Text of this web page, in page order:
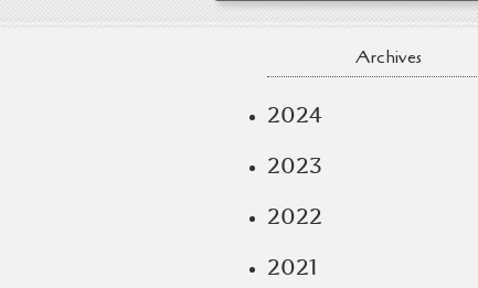
Archives
2024
2023
2022
2021